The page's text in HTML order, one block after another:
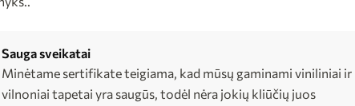
Sauga sveikatai
Minėtame sertifikate teigiama, kad mūsų gaminami viniliniai ir
vilnoniai tapetai yra saugūs, todėl nėra jokių kliūčių juos